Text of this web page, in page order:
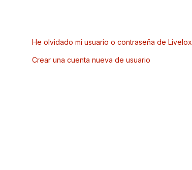
He olvidado mi usuario o contraseña de Livelox
Crear una cuenta nueva de usuario